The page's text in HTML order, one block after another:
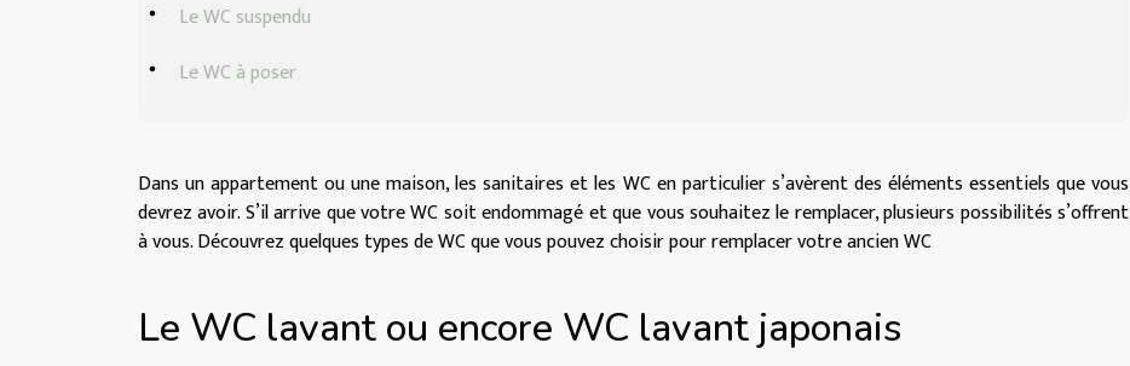
Le WC suspendu
Le WC à poser
Dans un appartement ou une maison, les sanitaires et les WC en particulier s’avèrent des éléments essentiels que vous
devrez avoir. S’il arrive que votre WC soit endommagé et que vous souhaitez le remplacer, plusieurs possibilités s’offrent
à vous. Découvrez quelques types de WC que vous pouvez choisir pour remplacer votre ancien WC
Le WC lavant ou encore WC lavant japonais